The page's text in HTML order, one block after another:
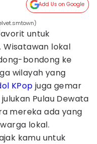
Add Us on Google
untuk
Wisatawan lokal
bondong ke
wilayah yang
KPop juga gemar
Pulau Dewata
mereka ada yang
lokal.
kamu untuk